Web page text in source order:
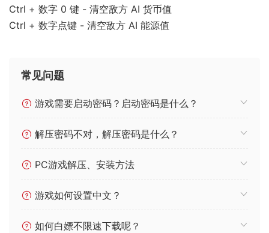
Ctrl + 数字 0 键 - 清空敌方 AI 货币值
Ctrl + 数字点键 - 清空敌方 AI 能源值
常见问题
游戏需要启动密码？启动密码是什么？
解压密码不对，解压密码是什么？
PC游戏解压、安装方法
游戏如何设置中文？
如何白嫖不限速下载呢？